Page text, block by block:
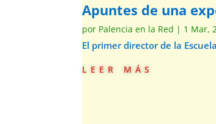
Apuntes de una
por Palencia en la Red | 1 Mar,
El primer director de la
leer más